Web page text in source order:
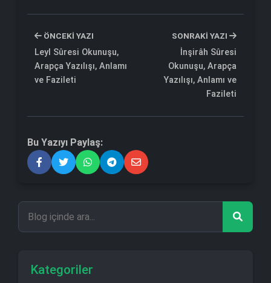
ÖNCEKI YAZI
Leyl Sûresi Okunuşu,
Arapça Yazılışı, Anlamı
ve Fazileti
SONRAKI YAZI
İnşirâh Sûresi
Okunuşu, Arapça
Yazılışı, Anlamı ve
Fazileti
Bu Yazıyı Paylaş:
Kategoriler